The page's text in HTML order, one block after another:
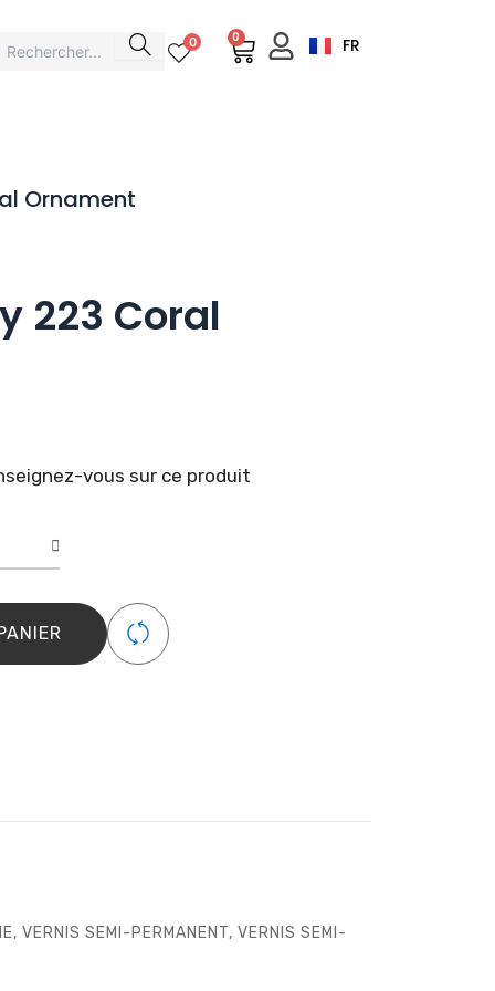
0 0 Cart FR
Ornament
223 Coral
vous sur ce produit
, VERNIS SEMI-PERMANENT, VERNIS SEMI-